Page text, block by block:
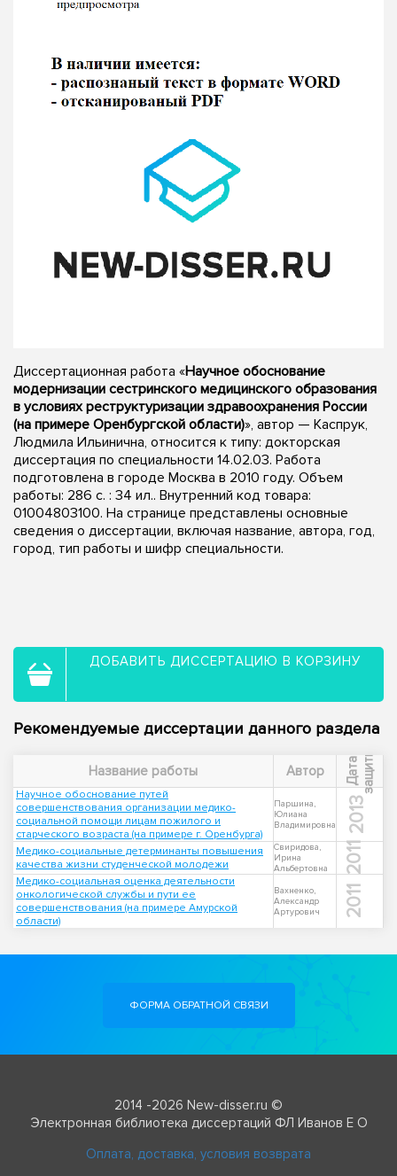
Диссертационная работа «Научное обоснование
модернизации сестринского медицинского образования
в условиях реструктуризации здравоохранения России
(на примере Оренбургской области)», автор — Каспрук,
Людмила Ильинична, относится к типу: докторская
диссертация по специальности 14.02.03. Работа
подготовлена в городе Москва в 2010 году. Объем
работы: 286 с. : 34 ил.. Внутренний код товара:
01004803100. На странице представлены основные
сведения о диссертации, включая название, автора, год,
город, тип работы и шифр специальности.
ДОБАВИТЬ ДИССЕРТАЦИЮ В КОРЗИНУ
Рекомендуемые диссертации данного раздела
Название работы Автор Д
а
т
а
з
а
щ
и
т ы
Научное обоснование путей
совершенствования организации медико-
социальной помощи лицам пожилого и
старческого возраста (на примере г. Оренбурга)
Паршина,
Юлиана
Владимировна
2013
Медико-социальные детерминанты повышения
качества жизни студенческой молодежи
Свиридова,
Ирина
Альбертовна
2011
Медико-социальная оценка деятельности
онкологической службы и пути ее
совершенствования (на примере Амурской
области)
Вахненко,
Александр
Артурович
2011
ФОРМА ОБРАТНОЙ СВЯЗИ
2014 -2026 New-disser.ru ©
Электронная библиотека диссертаций ФЛ Иванов Е О
Оплата, доставка, условия возврата